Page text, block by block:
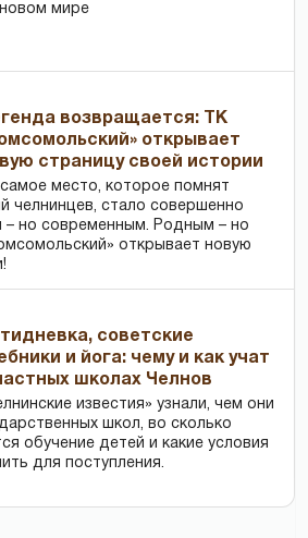
мире
возвращается: ТК
открывает
страницу своей истории
самое место, которое помнят
челнинцев, стало совершенно
– но современным. Родным – но
открывает новую
советские
и йога: чему и как учат
школах Челнов
известия» узнали, чем они
школ, во сколько
обучение детей и какие условия
для поступления.